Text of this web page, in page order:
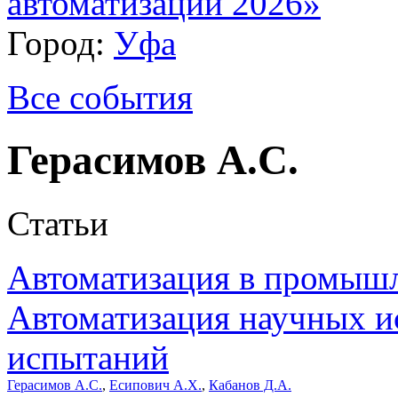
Город: Уфа
Все события
Герасимов А.С.
Статьи
Автоматизация в
Автоматизация научных
испытаний
Герасимов А.С., Есипович А.Х., Кабанов Д.А.